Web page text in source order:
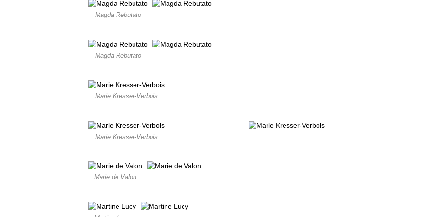
Magda Rebutato
Magda Rebutato
Marie Kresser-Verbois
Marie Kresser-Verbois
Marie de Valon